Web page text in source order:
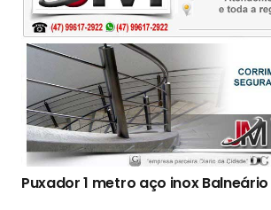
Puxador 1 metro aço inox